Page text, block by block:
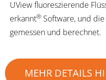
UView fluoreszierende
erkannt® Software, und
gemessen und berechnet.
MEHR DETAILS